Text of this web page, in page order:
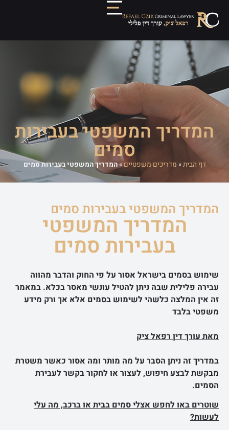
המדריך המשפטי בעבירות
סמים
דף הבית» מדריכים משפטיים»המדריך המשפטי בעבירות סמים
המדריך המשפטי בעבירות סמים
המדריך המשפטי
בעבירות סמים
שימוש בסמים בישראל אסור על פי החוק והדבר מהווה
עבירה פלילית שבה ניתן להטיל עונשי מאסר בכלא. במאמר
זה אין המלצה כלשהי לשימוש בסמים אלא אך ורק מידע
משפטי בלבד
מאת עורך דין רפאל ציק
במדריך זה ניתן הסבר על מה מותר ומה אסור כאשר משטרת
מבקשת לבצע חיפוש, לעצור או לחקור בקשר לעבירת
הסמים.
שוטרים באו לחפש אצלי סמים בבית או ברכב, מה עלי
לעשות?